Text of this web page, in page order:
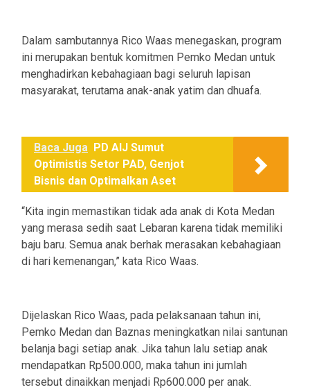
Dalam sambutannya Rico Waas menegaskan, program
ini merupakan bentuk komitmen Pemko Medan untuk
menghadirkan kebahagiaan bagi seluruh lapisan
masyarakat, terutama anak-anak yatim dan dhuafa.
Baca Juga PD AIJ Sumut
Optimistis Setor PAD, Genjot
Bisnis dan Optimalkan Aset
“Kita ingin memastikan tidak ada anak di Kota Medan
yang merasa sedih saat Lebaran karena tidak memiliki
baju baru. Semua anak berhak merasakan kebahagiaan
di hari kemenangan,” kata Rico Waas.
Dijelaskan Rico Waas, pada pelaksanaan tahun ini,
Pemko Medan dan Baznas meningkatkan nilai santunan
belanja bagi setiap anak. Jika tahun lalu setiap anak
mendapatkan Rp500.000, maka tahun ini jumlah
tersebut dinaikkan menjadi Rp600.000 per anak.